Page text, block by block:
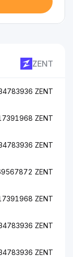
ZENT
ZENT
ZENT
ZENT
ZENT
ZENT
ZENT
ZENT